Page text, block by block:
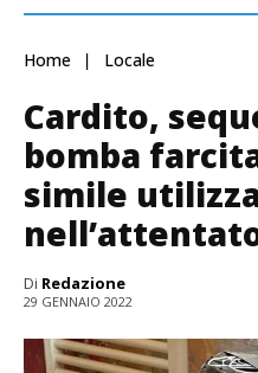
Home Locale
Cardito,
bomba
simile
Di Redazione
29 GENNAIO 2022